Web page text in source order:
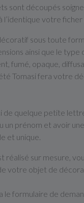
sont découpés
l’identique votre ficher
sous toute
ainsi que le type
fumé, opaque,
Tomasi fera votre
de quelque petite
un prénom et avoir
et unique.
réalisé sur mesure,
votre objet de
le formulaire de